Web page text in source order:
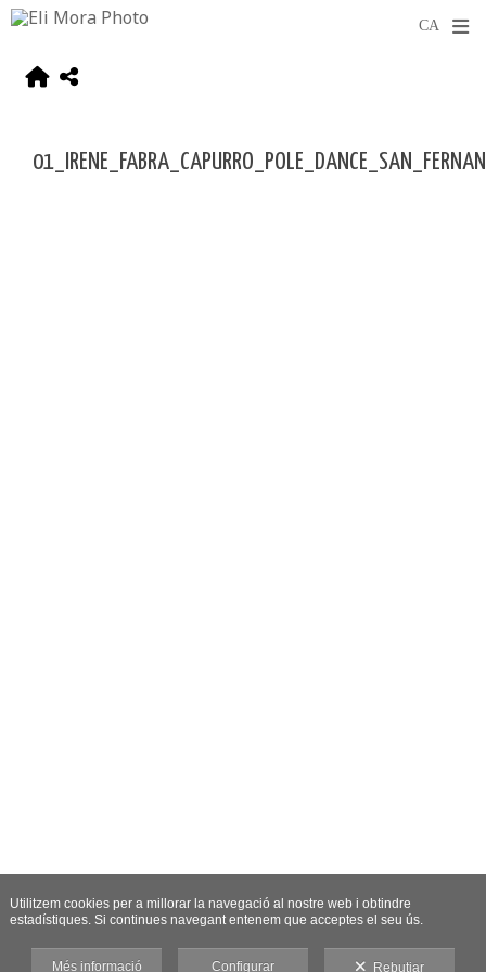
Utilitzem cookies per a millorar la navegació al nostre web i obtindre
estadístiques. Si continues navegant entenem que acceptes el seu ús.
Més informació Configurar Rebutjar